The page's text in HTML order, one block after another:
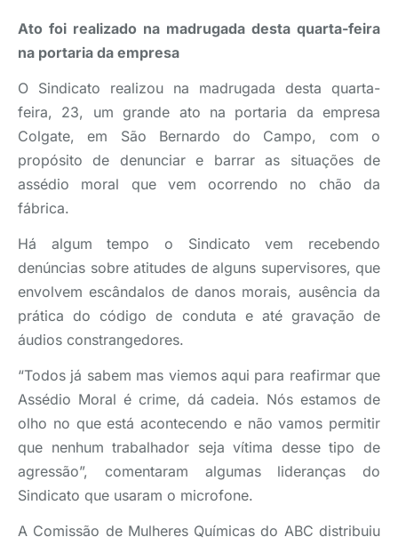
Ato foi realizado na madrugada desta quarta-feira
na portaria da empresa
O Sindicato realizou na madrugada desta quarta-
feira, 23, um grande ato na portaria da empresa
Colgate, em São Bernardo do Campo, com o
propósito de denunciar e barrar as situações de
assédio moral que vem ocorrendo no chão da
fábrica.
Há algum tempo o Sindicato vem recebendo
denúncias sobre atitudes de alguns supervisores, que
envolvem escândalos de danos morais, ausência da
prática do código de conduta e até gravação de
áudios constrangedores.
“Todos já sabem mas viemos aqui para reafirmar que
Assédio Moral é crime, dá cadeia. Nós estamos de
olho no que está acontecendo e não vamos permitir
que nenhum trabalhador seja vítima desse tipo de
agressão”, comentaram algumas lideranças do
Sindicato que usaram o microfone.
A Comissão de Mulheres Químicas do ABC distribuiu